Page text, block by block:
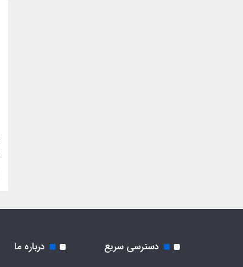
دسترسی سریع درباره ما